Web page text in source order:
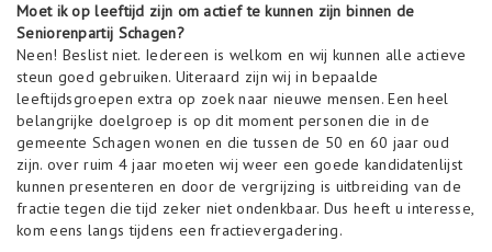
Moet ik op leeftijd zijn om actief te kunnen zijn binnen de
Seniorenpartij Schagen?
Neen! Beslist niet. Iedereen is welkom en wij kunnen alle actieve
steun goed gebruiken. Uiteraard zijn wij in bepaalde
leeftijdsgroepen extra op zoek naar nieuwe mensen. Een heel
belangrijke doelgroep is op dit moment personen die in de
gemeente Schagen wonen en die tussen de 50 en 60 jaar oud
zijn. over ruim 4 jaar moeten wij weer een goede kandidatenlijst
kunnen presenteren en door de vergrijzing is uitbreiding van de
fractie tegen die tijd zeker niet ondenkbaar. Dus heeft u interesse,
kom eens langs tijdens een fractievergadering.